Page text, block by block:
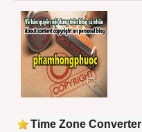
Time Zone Converter